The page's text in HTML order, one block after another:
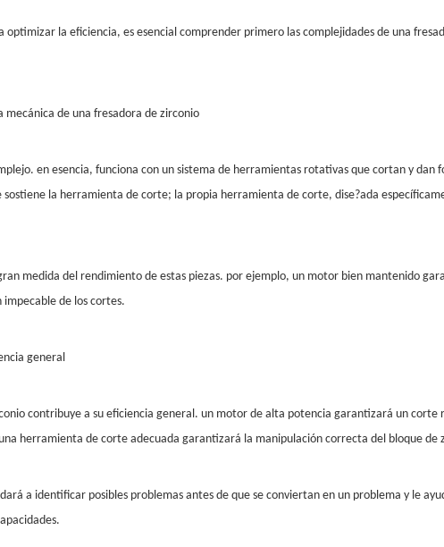
optimizar la eficiencia, es esencial comprender primero las complejidades de una
mecánica de una fresadora de zirconio
en esencia, funciona con un sistema de herramientas rotativas que cortan y
la herramienta de corte; la propia herramienta de corte, dise?ada
medida del rendimiento de estas piezas. por ejemplo, un motor bien mantenido
de los cortes.
general
contribuye a su eficiencia general. un motor de alta potencia garantizará un
herramienta de corte adecuada garantizará la manipulación correcta del bloque de
a identificar posibles problemas antes de que se conviertan en un problema y le